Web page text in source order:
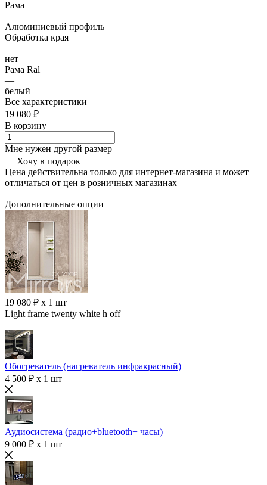
Рама
—
Алюминиевый профиль
Обработка края
—
нет
Рама Ral
—
белый
Все характеристики
19 080 ₽
В корзину
Мне нужен другой размер
Хочу в подарок
Цена действительна только для интернет-магазина и может
отличаться от цен в розничных магазинах
Дополнительные опции
19 080 ₽ x 1 шт
Light frame twenty white h off
Обогреватель (нагреватель инфракрасный)
4 500 ₽ x 1 шт
Аудиосистема (радио+bluetooth+ часы)
9 000 ₽ x 1 шт